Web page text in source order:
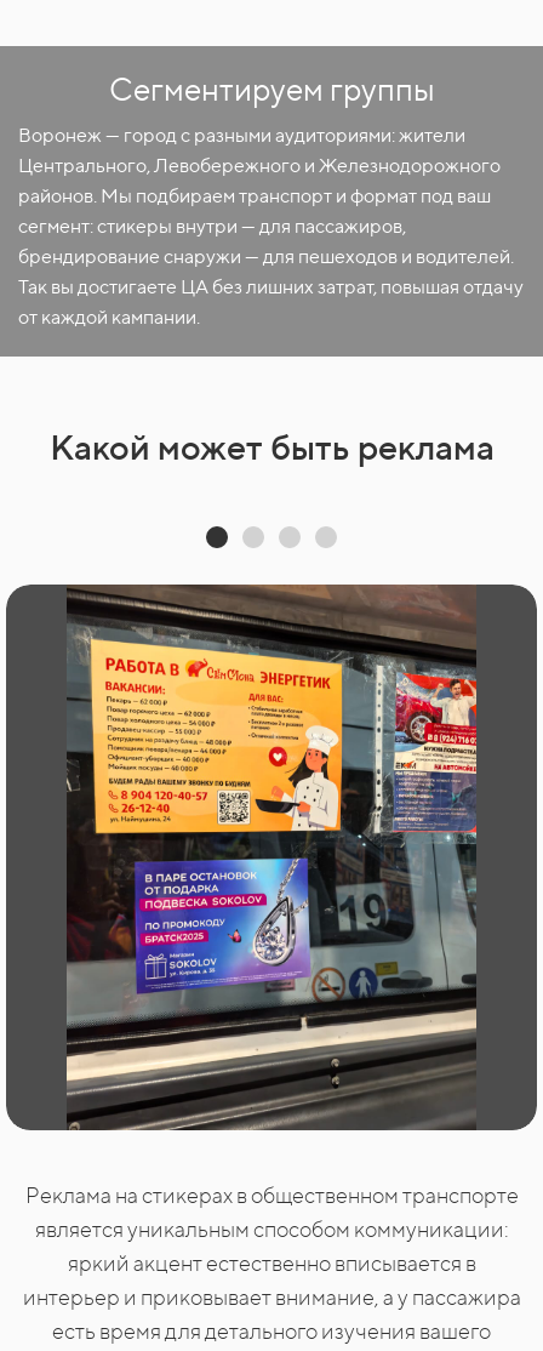
Сегментируем группы
Воронеж — город с разными аудиториями: жители
Центрального, Левобережного и Железнодорожного
районов. Мы подбираем транспорт и формат под ваш
сегмент: стикеры внутри — для пассажиров,
брендирование снаружи — для пешеходов и водителей.
Так вы достигаете ЦА без лишних затрат, повышая отдачу
от каждой кампании.
Какой может быть реклама
Реклама на стикерах в общественном транспорте
является уникальным способом коммуникации:
яркий акцент естественно вписывается в
интерьер и приковывает внимание, а у пассажира
есть время для детального изучения вашего